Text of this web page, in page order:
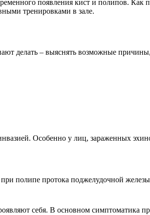
появления кист и полипов.
тренировками в зале.
делать – выяснять возможные
Особенно у лиц, зараженных
себя. В основном симптоматика